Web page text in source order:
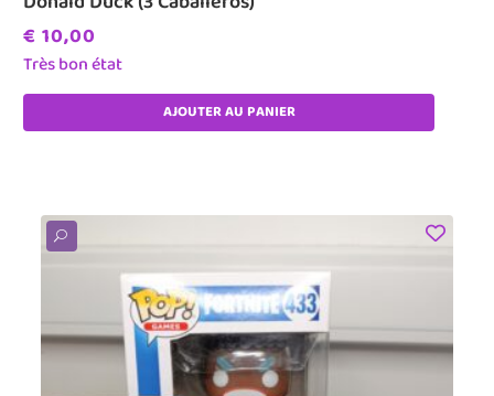
€ 10,00
Très bon état
AJOUTER AU PANIER
U